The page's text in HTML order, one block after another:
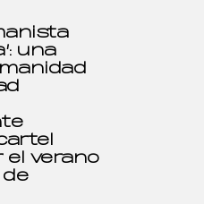
una
el verano